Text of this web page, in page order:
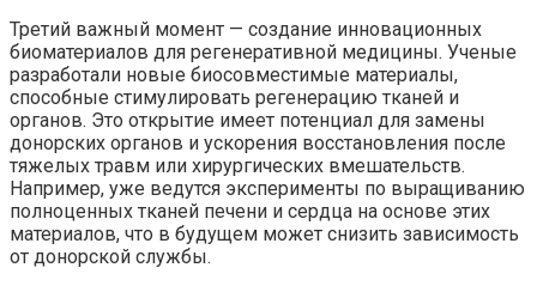
Третий важный момент — создание инновационных
биоматериалов для регенеративной медицины. Ученые
разработали новые биосовместимые материалы,
способные стимулировать регенерацию тканей и
органов. Это открытие имеет потенциал для замены
донорских органов и ускорения восстановления после
тяжелых травм или хирургических вмешательств.
Например, уже ведутся эксперименты по выращиванию
полноценных тканей печени и сердца на основе этих
материалов, что в будущем может снизить зависимость
от донорской службы.